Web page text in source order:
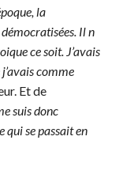
la
Il n
ce soit. J’avais
comme
Et de
suis donc
qui se passait en